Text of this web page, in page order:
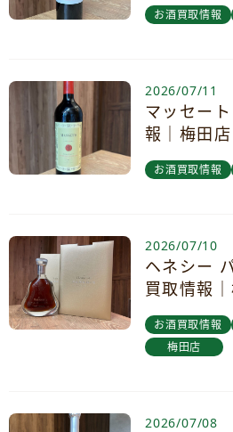
お酒買取情報
2026/07/11
マッセー
報｜梅田店
お酒買取情報
2026/07/10
ヘネシー
買取情報
お酒買取情報
梅田店
2026/07/08